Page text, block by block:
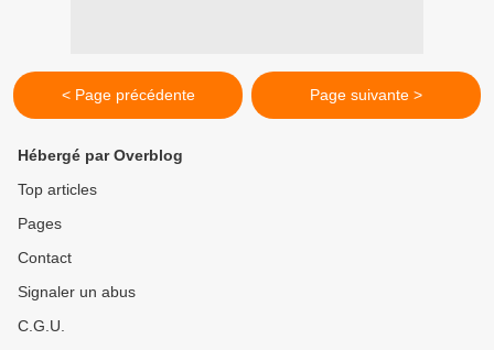
< Page précédente Page suivante >
Hébergé par Overblog
Top articles
Pages
Contact
Signaler un abus
C.G.U.